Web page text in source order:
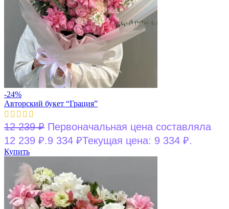
-24%
Авторский букет “Грация”
12 239₽ Первоначальная цена составляла
12 239 ₽.9 334 ₽Текущая цена: 9 334 ₽.
Купить